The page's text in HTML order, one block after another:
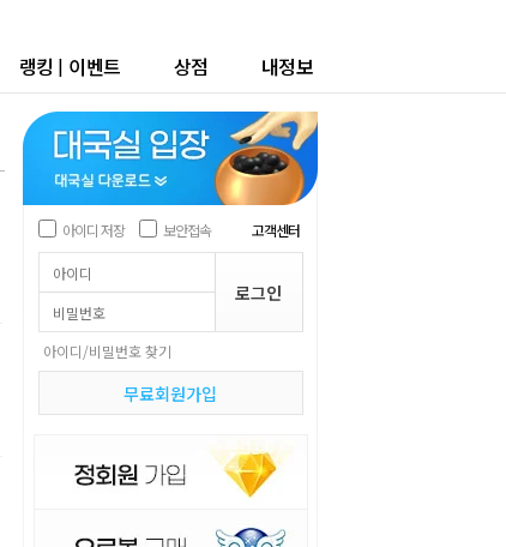
랭킹 | 이벤트 상점 내정보
아이디 저장 보안접속 고객센터
아이디/비밀번호 찾기
무료회원가입